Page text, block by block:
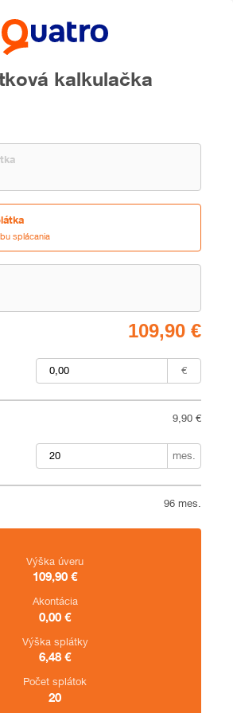
kalkulačka
splácania
€
9,90 €
mes.
96 mes.
Výška úveru
109,90 €
Akontácia
0,00 €
Výška splátky
6,48 €
Počet splátok
20